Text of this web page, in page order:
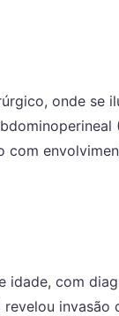
onde se
com
idade, com
invasão